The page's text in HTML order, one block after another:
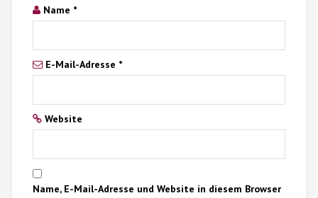
Name *
E-Mail-Adresse *
Website
Name, E-Mail-Adresse und Website in diesem Browser